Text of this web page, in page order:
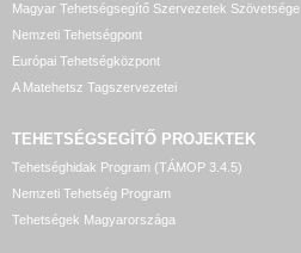
Magyar Tehetségsegítő Szervezetek Szövetsége
Nemzeti Tehetségpont
Európai Tehetségközpont
A Matehetsz Tagszervezetei
TEHETSÉGSEGÍTŐ PROJEKTEK
Tehetséghidak Program (TÁMOP 3.4.5)
Nemzeti Tehetség Program
Tehetségek Magyarországa